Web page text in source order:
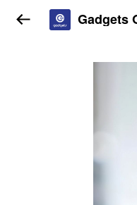
Gadgets